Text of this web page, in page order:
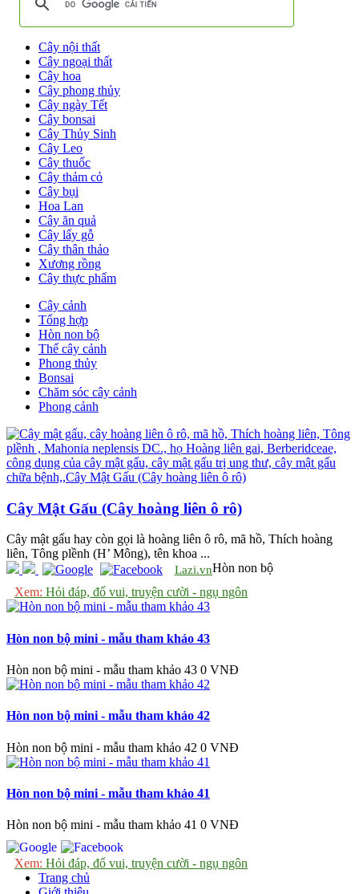
Cây nội thất
Cây ngoại thất
Cây hoa
Cây phong thủy
Cây ngày Tết
Cây bonsai
Cây Thủy Sinh
Cây Leo
Cây thuốc
Cây thảm cỏ
Cây bụi
Hoa Lan
Cây ăn quả
Cây lấy gỗ
Cây thân thảo
Xương rồng
Cây thực phẩm
Cây cảnh
Tổng hợp
Hòn non bộ
Thế cây cảnh
Phong thủy
Bonsai
Chăm sóc cây cảnh
Phong cảnh
Cây Mật Gấu (Cây hoàng liên ô rô)
​Cây mật gấu hay còn gọi là hoàng liên ô rô, mã hồ, Thích hoàng
liên, Tông plềnh (H’ Mông), tên khoa ...
Lazi.vn
Xem: Hỏi đáp, đố vui, truyện cười - ngụ ngôn
Hòn non bộ
Hòn non bộ mini - mẫu tham khảo 43
Hòn non bộ mini - mẫu tham khảo 43 0 VNĐ
Hòn non bộ mini - mẫu tham khảo 42
Hòn non bộ mini - mẫu tham khảo 42 0 VNĐ
Hòn non bộ mini - mẫu tham khảo 41
Hòn non bộ mini - mẫu tham khảo 41 0 VNĐ
Xem: Hỏi đáp, đố vui, truyện cười - ngụ ngôn
Trang chủ